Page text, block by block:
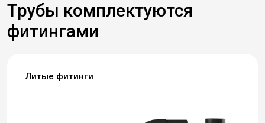
Трубы комплектуются
фитингами
Литые фитинги